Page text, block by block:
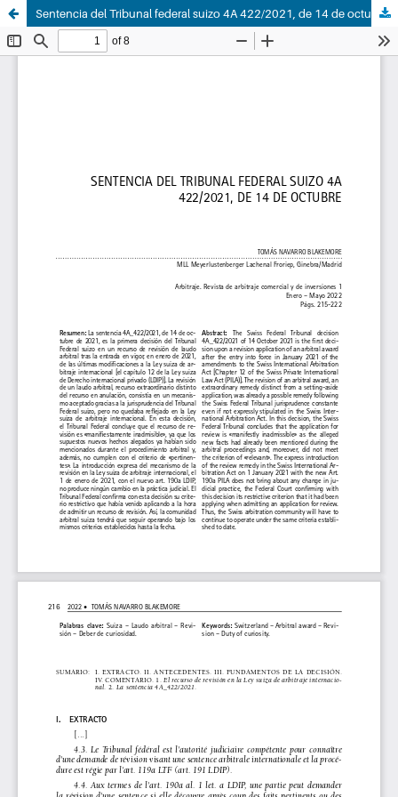
Sentencia del Tribunal federal suizo 4A 422/2021, de 14 de octubre